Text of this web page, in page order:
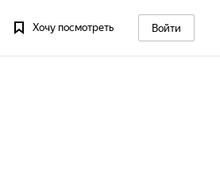
Хочу посмотреть Войти